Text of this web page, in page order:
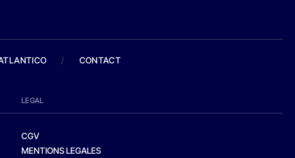
/ CONTACT
LEGAL
CGV
MENTIONS LEGALES